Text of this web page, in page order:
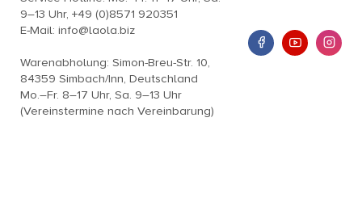
9–13 Uhr, +49 (0)8571 920351
E-Mail: info@laola.biz
Warenabholung: Simon-Breu-Str. 10,
84359 Simbach/Inn, Deutschland
Mo.–Fr. 8–17 Uhr, Sa. 9–13 Uhr
(Vereinstermine nach Vereinbarung)